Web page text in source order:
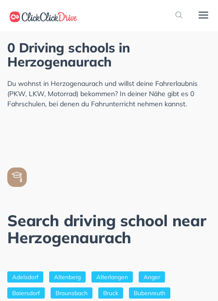
0 Driving schools in
Herzogenaurach
Du wohnst in Herzogenaurach und willst deine Fahrerlaubnis
(PKW, LKW, Motorrad) bekommen? In deiner Nähe gibt es 0
Fahrschulen, bei denen du Fahrunterricht nehmen kannst.
Search driving school near
Herzogenaurach
Adelsdorf Altenberg Alterlangen Anger
Baiersdorf Braunsbach Bruck Bubenreuth